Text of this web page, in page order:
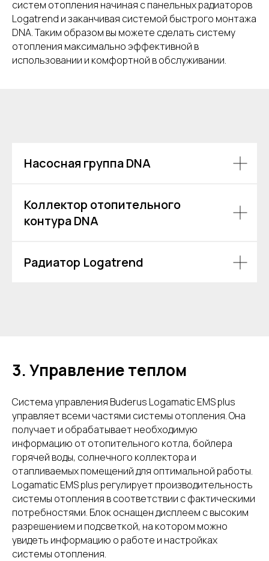
систем отопления начиная с панельных радиаторов
Logatrend и заканчивая системой быстрого монтажа
DNA. Таким образом вы можете сделать систему
отопления максимально эффективной в
использовании и комфортной в обслуживании.
Насосная группа DNA
Коллектор отопительного
контура DNA
Радиатор Logatrend
3. Управление теплом
Система управления Buderus Logamatic EMS plus
управляет всеми частями системы отопления. Она
получает и обрабатывает необходимую
информацию от отопительного котла, бойлера
горячей воды, солнечного коллектора и
отапливаемых помещений для оптимальной работы.
Logamatic EMS plus регулирует производительность
системы отопления в соответствии с фактическими
потребностями. Блок оснащен дисплеем с высоким
разрешением и подсветкой, на котором можно
увидеть информацию о работе и настройках
системы отопления.